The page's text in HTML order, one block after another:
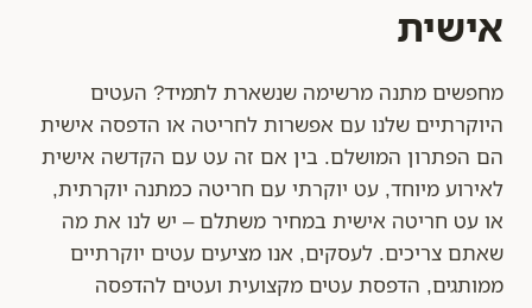
אישית
מחפשים מתנה מרשימה שנשארת לתמיד? העטים
היוקרתיים שלנו עם אפשרות לחריטה או הדפסה אישית
הם הפתרון המושלם. בין אם זה עט עם הקדשה אישית
לאירוע מיוחד, עט יוקרתי עם חריטה כמתנה יוקרתית,
או עט חריטה אישית במחיר משתלם – יש לנו את מה
שאתם צריכים. לעסקים, אנו מציעים עטים יוקרתיים
ממותגים, הדפסת עטים מקצועית ועטים להדפסה